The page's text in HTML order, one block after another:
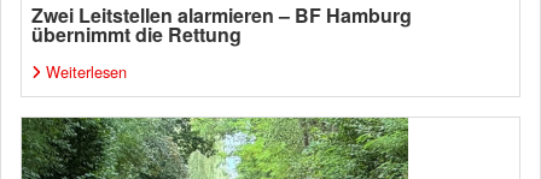
Zwei Leitstellen alarmieren – BF Hamburg
übernimmt die Rettung
Weiterlesen